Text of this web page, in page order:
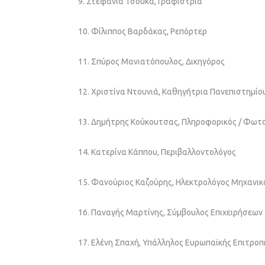
10. Φίλιππος Βαρδάκας, Ρεπόρτερ
11. Σπύρος Μανιατόπουλος, Δικηγόρος
12. Χριστίνα Ντουνιά, Καθηγήτρια
13. Δημήτρης Κούκουτσας, Πληροφορικός /
14. Κατερίνα Κάππου, Περιβαλλοντολόγος
15. Φανούριος Καζούρης, Ηλεκτρολόγος
16. Παναγής Μαρτίνης, Σύμβουλος Επιχειρήσεων
17. Ελένη Σπαχή, Υπάλληλος Ευρωπαϊκής